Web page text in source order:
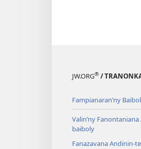
JW.ORG® /
Fampianaran’ny
Valin’ny Fanontaniana
baiboly
Fanazavana Andinin-